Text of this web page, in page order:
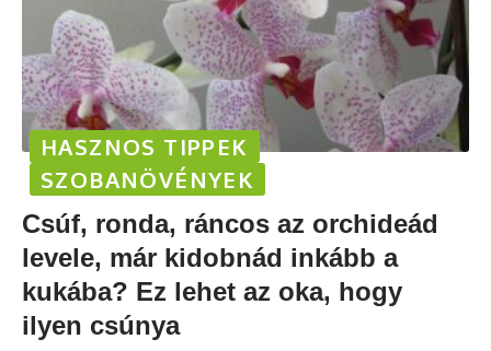
HASZNOS TIPPEK
SZOBANÖVÉNYEK
Csúf, ronda, ráncos az orchideád
levele, már kidobnád inkább a
kukába? Ez lehet az oka, hogy
ilyen csúnya